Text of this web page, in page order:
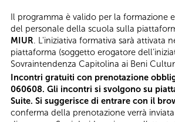
Il programma è valido per la formazione
del personale della scuola sulla
MIUR. L'iniziativa formativa sarà attivata
piattaforma (soggetto erogatore
Sovraintendenza Capitolina ai Beni
Incontri gratuiti con prenotazione
060608. Gli incontri si svolgono su
Suite. Si suggerisce di entrare con il
conferma della prenotazione verrà